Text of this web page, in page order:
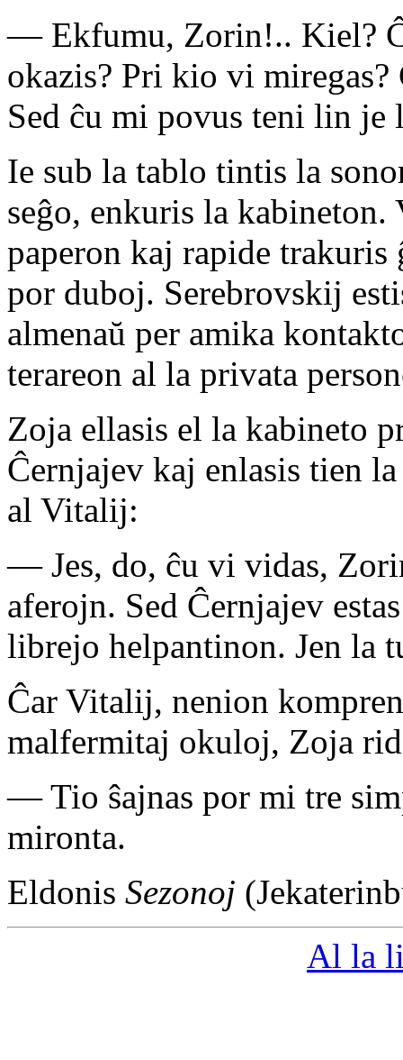
— Ekfumu, Zorin!.. Kiel?
okazis? Pri kio vi
Sed ĉu mi povus teni lin je
Ie sub la tablo tintis la
seĝo, enkuris la
paperon kaj rapide
por duboj. Serebrovskij
almenaŭ per amika
terareon al la privata
Zoja ellasis el la kabineto
Ĉernjajev kaj enlasis tien
al Vitalij:
— Jes, do, ĉu vi vidas,
aferojn. Sed Ĉernjajev
librejo helpantinon. Jen la
Ĉar Vitalij, nenion
malfermitaj okuloj, Zoja
— Tio ŝajnas por mi tre
mironta.
Eldonis Sezonoj
Al la